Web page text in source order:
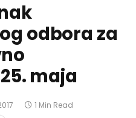
odbora za
maja
1 Min Read